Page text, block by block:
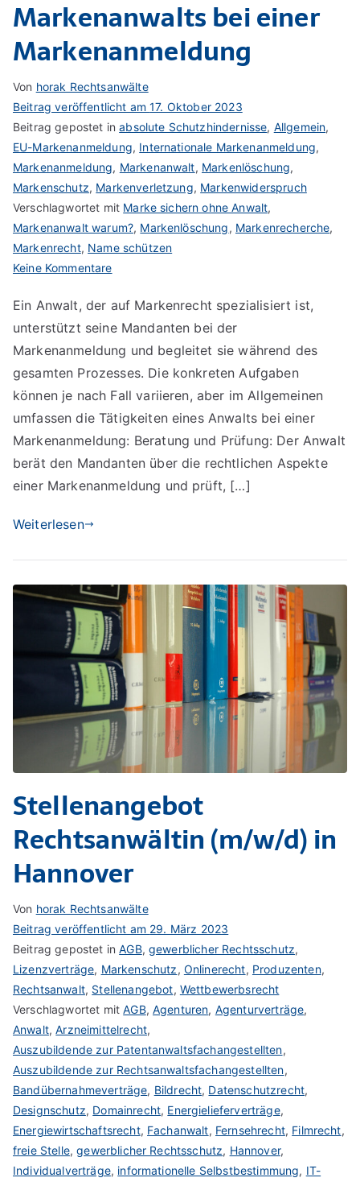
Markenanwalts bei einer
Markenanmeldung
Von horak Rechtsanwälte
Beitrag veröffentlicht am17. Oktober 2023
Beitrag gepostet inabsolute Schutzhindernisse, Allgemein,
EU-Markenanmeldung, Internationale Markenanmeldung,
Markenanmeldung, Markenanwalt, Markenlöschung,
Markenschutz, Markenverletzung, Markenwiderspruch
Verschlagwortet mit Marke sichern ohne Anwalt,
Markenanwalt warum?, Markenlöschung, Markenrecherche,
Markenrecht, Name schützen
Keine Kommentarezu
eines
Markenanwalts
bei
einer
Markenanmeldung
Ein Anwalt, der auf Markenrecht spezialisiert ist,
unterstützt seine Mandanten bei der
Markenanmeldung und begleitet sie während des
gesamten Prozesses. Die konkreten Aufgaben
können je nach Fall variieren, aber im Allgemeinen
umfassen die Tätigkeiten eines Anwalts bei einer
Markenanmeldung: Beratung und Prüfung: Der Anwalt
berät den Mandanten über die rechtlichen Aspekte
einer Markenanmeldung und prüft, […]
Weiterlesen
Stellenangebot
Rechtsanwältin (m/w/d) in
Hannover
Von horak Rechtsanwälte
Beitrag veröffentlicht am 29. März 2023
Beitrag gepostet inAGB,gewerblicher Rechtsschutz,
Lizenzverträge, Markenschutz, Onlinerecht, Produzenten,
Rechtsanwalt, Stellenangebot, Wettbewerbsrecht
Verschlagwortet mitAGB,Agenturen, Agenturverträge,
Anwalt,Arzneimittelrecht,
Auszubildende zur Patentanwaltsfachangestellten,
Auszubildende zur Rechtsanwaltsfachangestellten,
Bandübernahmeverträge, Bildrecht, Datenschutzrecht,
Designschutz, Domainrecht, Energielieferverträge,
Energiewirtschaftsrecht, Fachanwalt, Fernsehrecht, Filmrecht,
freie Stelle,gewerblicher Rechtsschutz, Hannover,
Individualverträge, informationelle Selbstbestimmung, IT-